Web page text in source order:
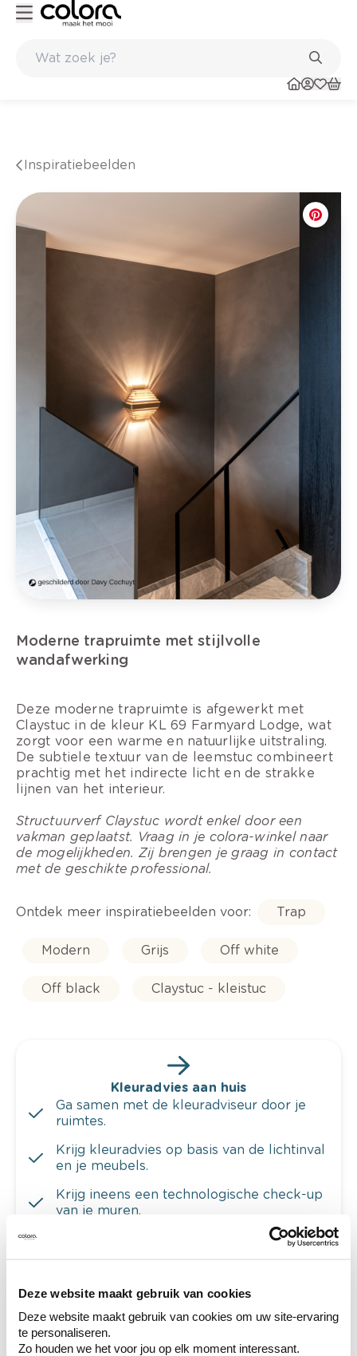
Deze website maakt gebruik van cookies
Deze website maakt gebruik van cookies om uw site-ervaring
te personaliseren.
Zo houden we het voor jou op elk moment interessant.
Inspiratiebeelden
Moderne trapruimte met stijlvolle
wandafwerking
Deze moderne trapruimte is afgewerkt met
Claystuc in de kleur KL 69 Farmyard Lodge, wat
zorgt voor een warme en natuurlijke uitstraling.
De subtiele textuur van de leemstuc combineert
prachtig met het indirecte licht en de strakke
lijnen van het interieur.
Structuurverf Claystuc wordt enkel door een
vakman geplaatst. Vraag in je colora-winkel naar
de mogelijkheden. Zij brengen je graag in contact
met de geschikte professional.
Ontdek meer inspiratiebeelden voor: Trap
Modern Grijs Off white
Off black Claystuc - kleistuc
Kleuradvies aan huis
Ga samen met de kleuradviseur door je
ruimtes.
Krijg kleuradvies op basis van de lichtinval
en je meubels.
Krijg ineens een technologische check-up
van je muren.
Bekijk je kleur in de winkel
Ontdek er kleurechte stalen van je
kleurenselectie.